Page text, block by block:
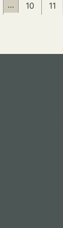
… 10 11